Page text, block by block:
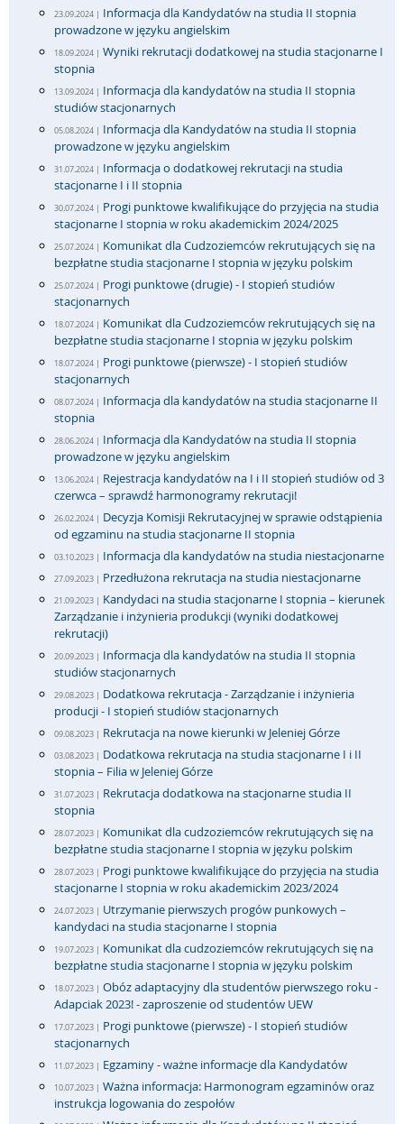
23.09.2024 | Informacja dla Kandydatów na studia II stopnia
prowadzone w języku angielskim
18.09.2024 | Wyniki rekrutacji dodatkowej na studia stacjonarne I
stopnia
13.09.2024 | Informacja dla kandydatów na studia II stopnia
studiów stacjonarnych
05.08.2024 | Informacja dla Kandydatów na studia II stopnia
prowadzone w języku angielskim
31.07.2024 | Informacja o dodatkowej rekrutacji na studia
stacjonarne I i II stopnia
30.07.2024 | Progi punktowe kwalifikujące do przyjęcia na studia
stacjonarne I stopnia w roku akademickim 2024/2025
25.07.2024 | Komunikat dla Cudzoziemców rekrutujących się na
bezpłatne studia stacjonarne I stopnia w języku polskim
25.07.2024 | Progi punktowe (drugie) - I stopień studiów
stacjonarnych
18.07.2024 | Komunikat dla Cudzoziemców rekrutujących się na
bezpłatne studia stacjonarne I stopnia w języku polskim
18.07.2024 | Progi punktowe (pierwsze) - I stopień studiów
stacjonarnych
08.07.2024 | Informacja dla kandydatów na studia stacjonarne II
stopnia
28.06.2024 | Informacja dla Kandydatów na studia II stopnia
prowadzone w języku angielskim
13.06.2024 | Rejestracja kandydatów na I i II stopień studiów od 3
czerwca – sprawdź harmonogramy rekrutacji!
26.02.2024 | Decyzja Komisji Rekrutacyjnej w sprawie odstąpienia
od egzaminu na studia stacjonarne II stopnia
03.10.2023 | Informacja dla kandydatów na studia niestacjonarne
27.09.2023 | Przedłużona rekrutacja na studia niestacjonarne
21.09.2023 | Kandydaci na studia stacjonarne I stopnia – kierunek
Zarządzanie i inżynieria produkcji (wyniki dodatkowej
rekrutacji)
20.09.2023 | Informacja dla kandydatów na studia II stopnia
studiów stacjonarnych
29.08.2023 | Dodatkowa rekrutacja - Zarządzanie i inżynieria
producji - I stopień studiów stacjonarnych
09.08.2023 | Rekrutacja na nowe kierunki w Jeleniej Górze
03.08.2023 | Dodatkowa rekrutacja na studia stacjonarne I i II
stopnia – Filia w Jeleniej Górze
31.07.2023 | Rekrutacja dodatkowa na stacjonarne studia II
stopnia
28.07.2023 | Komunikat dla cudzoziemców rekrutujących się na
bezpłatne studia stacjonarne I stopnia w języku polskim
28.07.2023 | Progi punktowe kwalifikujące do przyjęcia na studia
stacjonarne I stopnia w roku akademickim 2023/2024
24.07.2023 | Utrzymanie pierwszych progów punkowych –
kandydaci na studia stacjonarne I stopnia
19.07.2023 | Komunikat dla cudzoziemców rekrutujących się na
bezpłatne studia stacjonarne I stopnia w języku polskim
18.07.2023 | Obóz adaptacyjny dla studentów pierwszego roku -
Adapciak 2023! - zaproszenie od studentów UEW
17.07.2023 | Progi punktowe (pierwsze) - I stopień studiów
stacjonarnych
11.07.2023 | Egzaminy - ważne informacje dla Kandydatów
10.07.2023 | Ważna informacja: Harmonogram egzaminów oraz
instrukcja logowania do zespołów